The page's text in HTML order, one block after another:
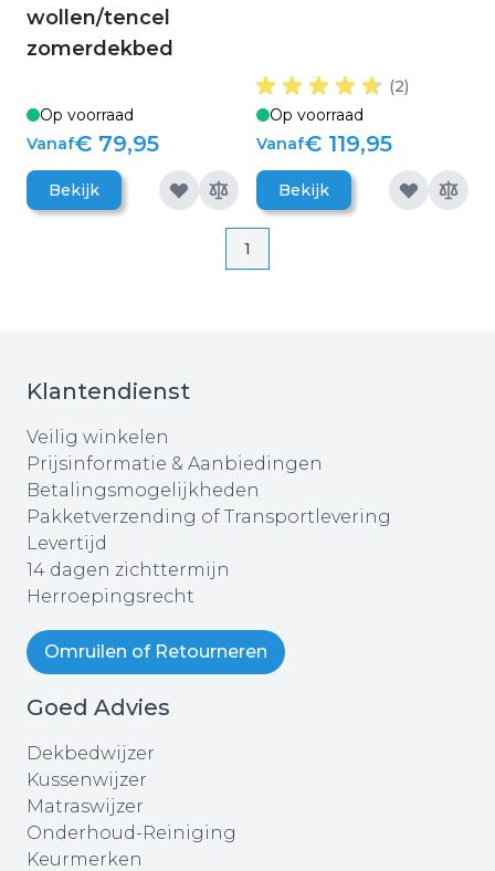
wollen/tencel
zomerdekbed
Op voorraad
Vanaf€ 79,95
Bekijk
(2)
Op voorraad
Vanaf€ 119,95
Bekijk
Pagina
Pagina
1
Klantendienst
Veilig winkelen
Prijsinformatie & Aanbiedingen
Betalingsmogelijkheden
Pakketverzending of Transportlevering
Levertijd
14 dagen zichttermijn
Herroepingsrecht
Omruilen of Retourneren
Goed Advies
Dekbedwijzer
Kussenwijzer
Matraswijzer
Onderhoud-Reiniging
Keurmerken